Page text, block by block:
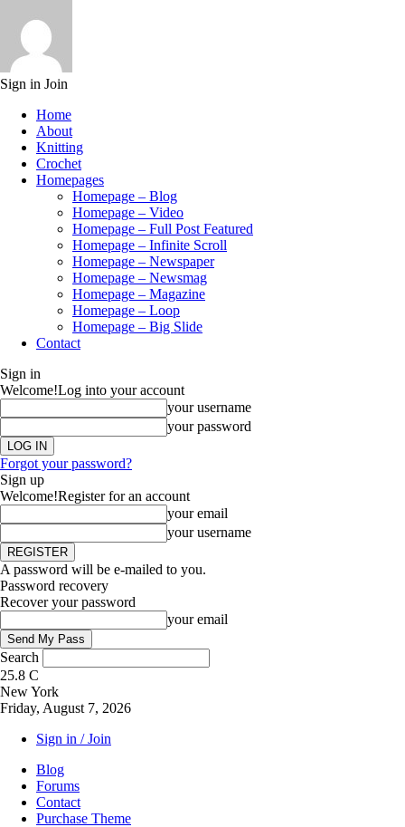
Sign in Join
Home
About
Knitting
Crochet
Homepages
Homepage – Blog
Homepage – Video
Homepage – Full Post Featured
Homepage – Infinite Scroll
Homepage – Newspaper
Homepage – Newsmag
Homepage – Magazine
Homepage – Loop
Homepage – Big Slide
Contact
Sign in
Welcome!Log into your account
your username
your password
Forgot your password?
Sign up
Welcome!Register for an account
your email
your username
A password will be e-mailed to you.
Password recovery
Recover your password
your email
Search
25.8 C
New York
Friday, August 7, 2026
Sign in / Join
Blog
Forums
Contact
Purchase Theme